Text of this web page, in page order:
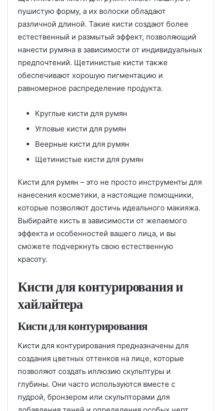
пушистую форму, а их волоски обладают
различной длиной. Такие кисти создают более
естественный и размытый эффект, позволяющий
нанести румяна в зависимости от индивидуальных
предпочтений. Щетинистые кисти также
обеспечивают хорошую пигментацию и
равномерное распределение продукта.
Круглые кисти для румян
Угловые кисти для румян
Веерные кисти для румян
Щетинистые кисти для румян
Кисти для румян – это не просто инструменты для
нанесения косметики, а настоящие помощники,
которые позволяют достичь идеального макияжа.
Выбирайте кисть в зависимости от желаемого
эффекта и особенностей вашего лица, и вы
сможете подчеркнуть свою естественную
красоту.
Кисти для контурирования и
хайлайтера
Кисти для контурирования
Кисти для контурирования предназначены для
создания цветных оттенков на лице, которые
позволяют создать иллюзию скульптуры и
глубины. Они часто используются вместе с
пудрой, бронзером или скульпторами для